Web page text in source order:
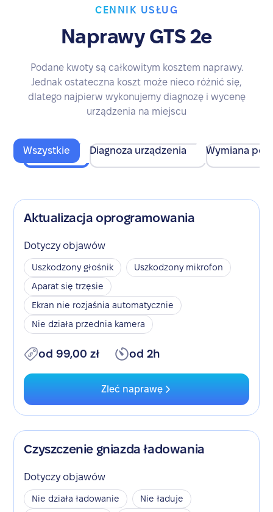
CENNIK USŁUG
Naprawy GTS 2e
Podane kwoty są całkowitym kosztem naprawy.
Jednak ostateczna koszt może nieco różnić się,
dlatego najpierw wykonujemy diagnozę i wycenę
urządzenia na miejscu
Wszystkie Diagnoza urządzenia Wymiana
Aktualizacja oprogramowania
Dotyczy objawów
Uszkodzony głośnik
Uszkodzony mikrofon
Aparat się trzęsie
Ekran nie rozjaśnia automatycznie
Nie działa przednia kamera
od 99,00 zł od 2h
Zleć naprawę
Czyszczenie gniazda ładowania
Dotyczy objawów
Nie działa ładowanie
Nie ładuje